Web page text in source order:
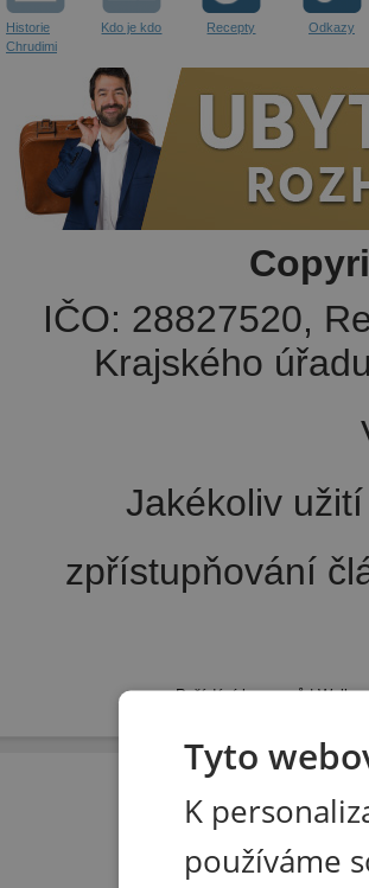
Historie
Chrudimi
Kdo je kdo Recepty Odkazy
IČO: 28827520,
Krajského
Jakékoliv
zpřístupňování
Pořádání kongresů|
Tyto
K
používáme